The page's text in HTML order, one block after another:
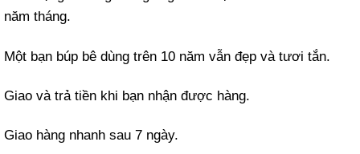
năm tháng.
Một bạn búp bê dùng trên 10 năm vẫn đẹp và tươi tắn.
Giao và trả tiền khi bạn nhận được hàng.
Giao hàng nhanh sau 7 ngày.